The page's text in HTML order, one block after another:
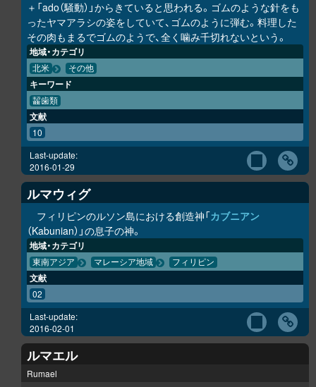
＋「ado（騒動）」からきていると思われる。ゴムのような針をも
ったヤマアラシの姿をしていて、ゴムのように弾む。料理した
その肉もまるでゴムのようで、全く噛み千切れないという。
地域・カテゴリ
北米 その他
キーワード
齧歯類
文献
10
Last-update:
2016-01-29
ルマウィグ
フィリピンのルソン島における創造神「カブニアン
（Kabunian）」の息子の神。
地域・カテゴリ
東南アジア マレーシア地域 フィリピン
文献
02
Last-update:
2016-02-01
ルマエル
Rumael